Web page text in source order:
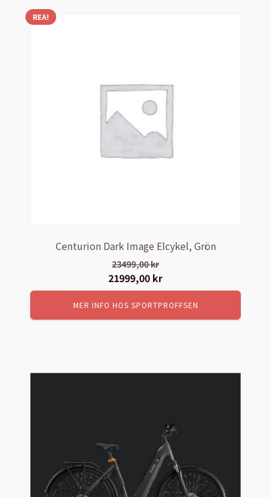
REA!
Centurion Dark Image Elcykel, Grön
23499,00kr
Det
ursprungliga
priset
var:
21999,00 kr
nuvarande
priset
är:
MER INFO HOS SPORTPROFFSEN